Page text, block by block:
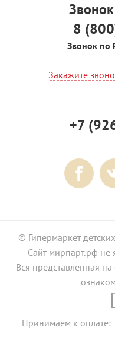
8
Звонок по
Закажите
+7
© Гипермаркет
Сайт мирпарт.рф не
Вся представленная
Принимаем к оплате: